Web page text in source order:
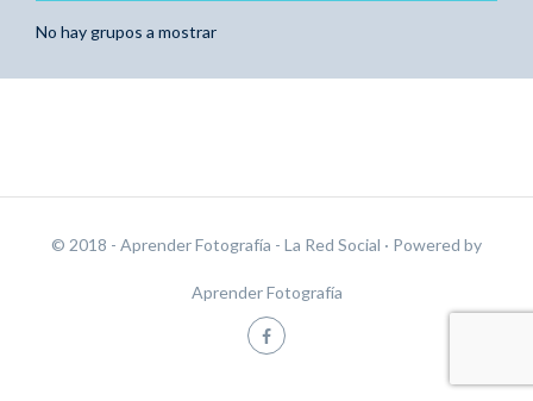
No hay grupos a mostrar
© 2018 - Aprender Fotografía - La Red Social · Powered by
Aprender Fotografía